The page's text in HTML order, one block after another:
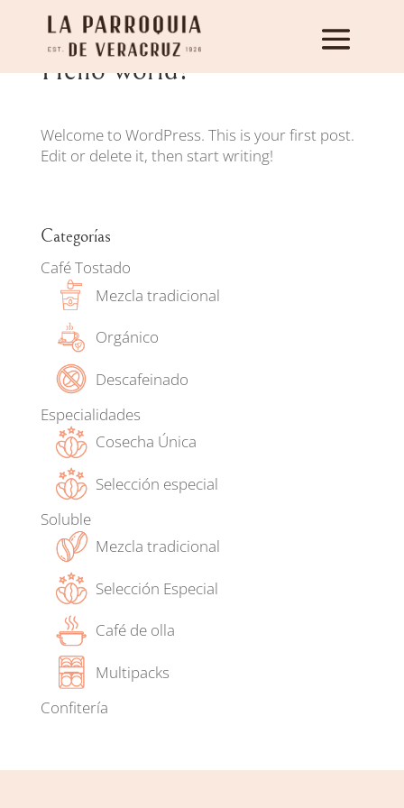
Hello world!
Welcome to WordPress. This is your first post.
Edit or delete it, then start writing!
Categorías
Café Tostado
Mezcla tradicional
Orgánico
Descafeinado
Especialidades
Cosecha Única
Selección especial
Soluble
Mezcla tradicional
Selección Especial
Café de olla
Multipacks
Confitería